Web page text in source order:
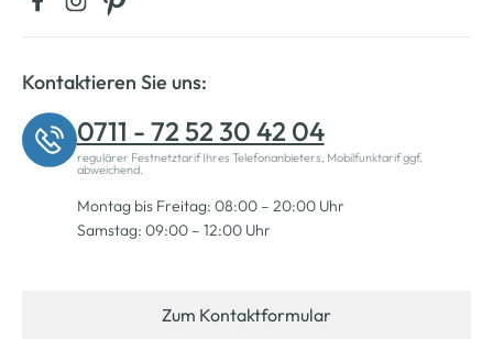
Kontaktieren Sie uns:
0711 - 72 52 30 42 04
regulärer Festnetztarif Ihres Telefonanbieters, Mobilfunktarif ggf.
abweichend.
Montag bis Freitag: 08:00 – 20:00 Uhr
Samstag: 09:00 – 12:00 Uhr
Zum Kontaktformular